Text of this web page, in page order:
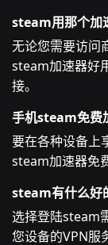
steam用那个加
无论您需要访问
steam加速器好
接。
手机steam免费
要在各种设备上
steam加速器免
steam有什么好
选择登陆steam
您设备的VPN服